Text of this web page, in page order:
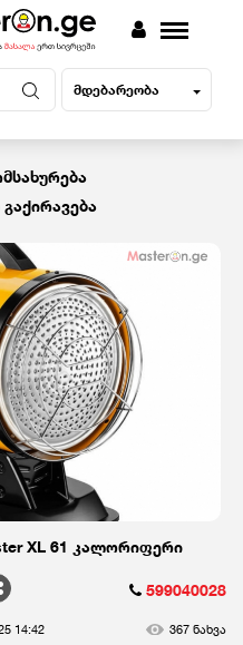
მდებარეობა
XL 61 კალორიფერი
599040028
14:42 367 ნახვა